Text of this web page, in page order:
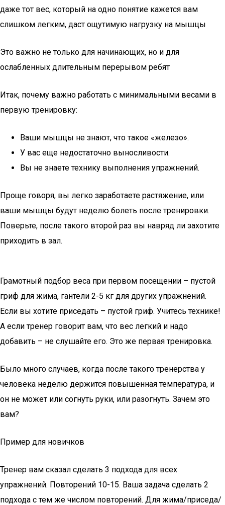
даже тот вес, который на одно понятие кажется вам
слишком легким, даст ощутимую нагрузку на мышцы
Это важно не только для начинающих, но и для
ослабленных длительным перерывом ребят
Итак, почему важно работать с минимальными весами в
первую тренировку:
Ваши мышцы не знают, что такое «железо».
У вас еще недостаточно выносливости.
Вы не знаете технику выполнения упражнений.
Проще говоря, вы легко заработаете растяжение, или
ваши мышцы будут неделю болеть после тренировки.
Поверьте, после такого второй раз вы навряд ли захотите
приходить в зал.
Грамотный подбор веса при первом посещении – пустой
гриф для жима, гантели 2-5 кг для других упражнений.
Если вы хотите приседать – пустой гриф. Учитесь технике!
А если тренер говорит вам, что вес легкий и надо
добавить – не слушайте его. Это же первая тренировка.
Было много случаев, когда после такого тренерства у
человека неделю держится повышенная температура, и
он не может или согнуть руки, или разогнуть. Зачем это
вам?
Пример для новичков
Тренер вам сказал сделать 3 подхода для всех
упражнений. Повторений 10-15. Ваша задача сделать 2
подхода с тем же числом повторений. Для жима/приседа/